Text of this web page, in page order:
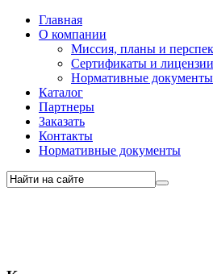
Главная
О компании
Миссия, планы и
Сертификаты и лицензии
Нормативные документы
Каталог
Партнеры
Заказать
Контакты
Нормативные документы